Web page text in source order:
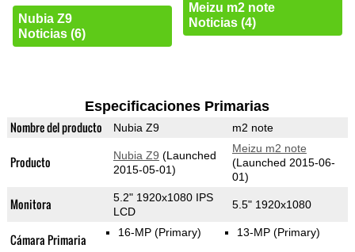
Nubia Z9
Noticias (6)
Meizu m2 note
Noticias (4)
Especificaciones Primarias
Nombre del producto Nubia Z9 m2 note
Producto Nubia Z9 (Launched
2015-05-01)
Meizu m2 note
(Launched 2015-06-
01)
Monitora
5.2" 1920x1080 IPS
LCD
5.5" 1920x1080
Cámara Primaria 16-MP (Primary) 13-MP (Primary)